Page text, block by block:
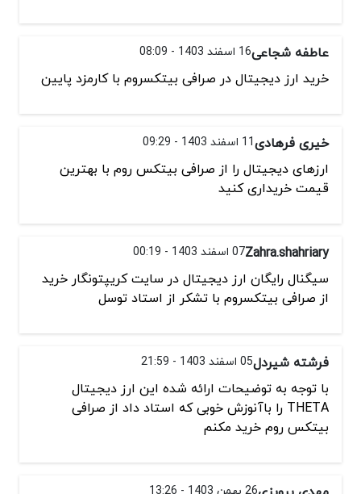
عاطفه شجاعی16 اسفند 1403 - 08:09
خرید ارز دیجیتال در صرافی بیتکسروم با کارمزد پایین
خیری فرهادی11 اسفند 1403 - 09:29
ارزهای دیجیتال را از صرافی بیتکس روم با بهترین
قیمت خریداری کنید
Zahra.shahriary07 اسفند 1403 - 00:19
سیگنال رایگان ارز دیجیتال در سایت کریپتونگار خرید
از صرافی بیتکسروم با تشکر از استاد توسل
فرشته شیردل05 اسفند 1403 - 21:59
با توجه به توضیحات ارائه شده این ارز دیجیتال
THETA را باآنوزش خوبی که استاد داد از صرافی
بیتکس روم خرید مکنم